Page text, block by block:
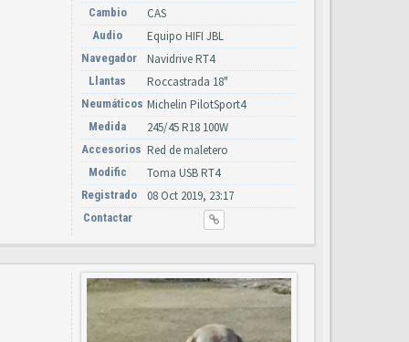
Cambio CAS
Audio Equipo HIFI JBL
Navegador Navidrive RT4
Llantas Roccastrada 18"
Neumáticos Michelin PilotSport4
Medida 245/45 R18 100W
Accesorios Red de maletero
Modific Toma USB RT4
Registrado 08 Oct 2019, 23:17
Contactar